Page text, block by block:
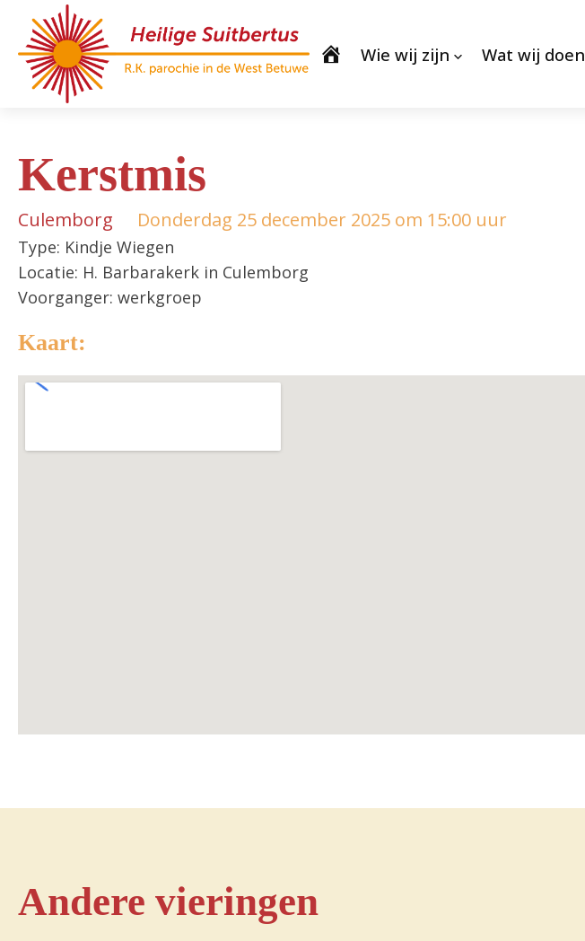
Wie wij zijn Wat wij doen
Kerstmis
Culemborg Donderdag 25 december 2025 om 15:00 uur
Type: Kindje Wiegen
Locatie: H. Barbarakerk in Culemborg
Voorganger: werkgroep
Kaart:
Andere vieringen